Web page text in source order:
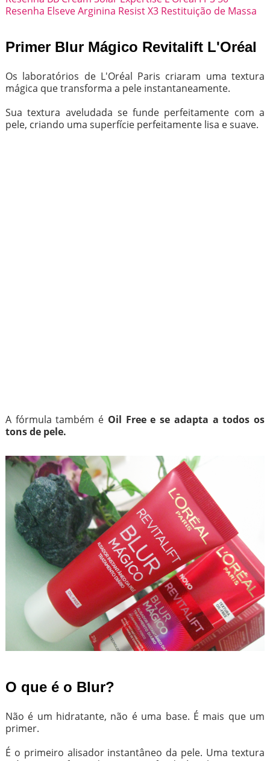
Resenha Elseve Arginina Resist X3 Restituição de Massa
Primer Blur Mágico Revitalift L'Oréal
Os laboratórios de L'Oréal Paris criaram uma textura
mágica que transforma a pele instantaneamente.
Sua textura aveludada se funde perfeitamente com a
pele, criando uma superfície perfeitamente lisa e suave.
A fórmula também é Oil Free e se adapta a todos os
tons de pele.
O que é o Blur?
Não é um hidratante, não é uma base. É mais que um
primer.
É o primeiro alisador instantâneo da pele. Uma textura